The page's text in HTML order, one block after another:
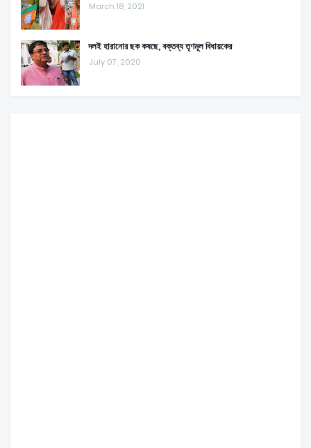
March 18, 2021
দলই হারানোর ছক কষছে, বক্তব্য তৃণমূল বিধায়কের
July 07, 2020